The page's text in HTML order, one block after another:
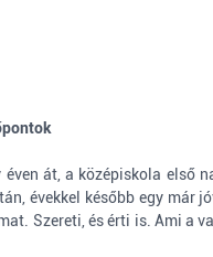
át, a középiskola első
évekkel később egy már
Szereti, és érti is. Ami a